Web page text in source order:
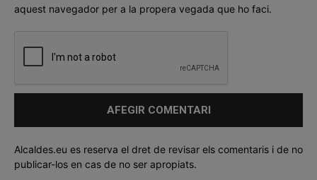
aquest navegador per a la propera vegada que ho faci.
Alcaldes.eu es reserva el dret de revisar els comentaris i de no
publicar-los en cas de no ser apropiats.